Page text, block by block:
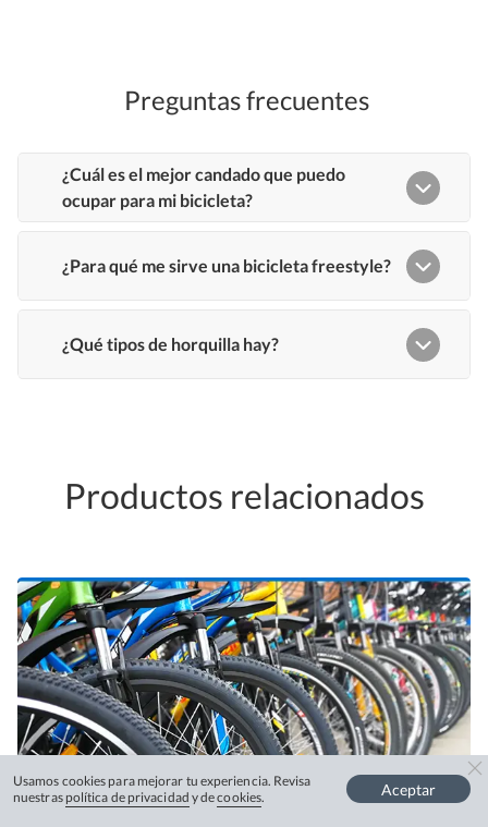
Preguntas frecuentes
Productos relacionados
Usamos cookies para mejorar tu experiencia. Revisa
nuestras política de privacidad y decookies. Aceptar